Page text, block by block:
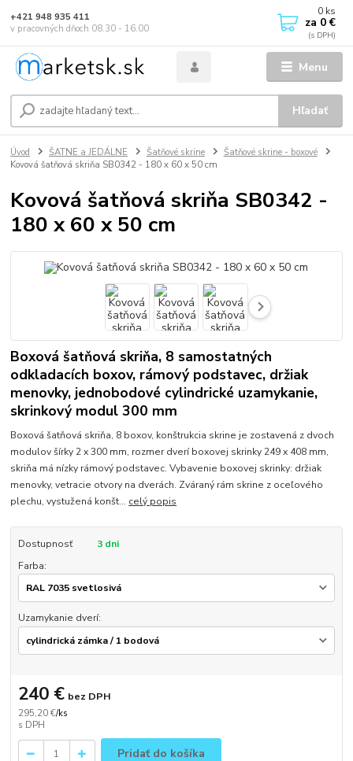
Menu
Hľadať
+421 948 935 411
v pracovných dňoch 08.30 - 16.00
0 ks
za 0 €
Úvod ŠATNE a JEDÁLNE Šatňové skrine
Šatňové skrine - boxové
Kovová šatňová skriňa SB0342 - 180 x 60 x 50 cm
Kovová šatňová skriňa SB0342 -
180 x 60 x 50 cm
Boxová šatňová skriňa, 8 samostatných
odkladacích boxov, rámový podstavec, držiak
menovky, jednobodové cylindrické uzamykanie,
skrinkový modul 300 mm
Boxová šatňová skriňa, 8 boxov, konštrukcia skrine je zostavená z dvoch
modulov šírky 2 x 300 mm, rozmer dverí boxovej skrinky 249 x 408 mm,
skriňa má nízky rámový podstavec. Vybavenie boxovej skrinky: držiak
menovky, vetracie otvory na dverách. Zváraný rám skrine z oceľového
plechu, vystužená konšt... celý popis
Dostupnosť
3 dni
Farba:
Uzamykanie dverí:
295,20 €/ks
240 € bez DPH
Pridať do košíka